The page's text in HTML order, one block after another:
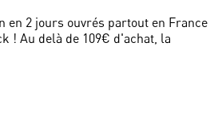
en 2 jours ouvrés partout en France
! Au delà de 109€ d'achat, la